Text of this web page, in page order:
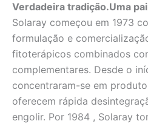
Verdadeira tradição.Uma
Solaray começou em 1973
formulação e
fitoterápicos combinados
complementares. Desde o
concentraram-se em
oferecem rápida
engolir. Por 1984 , Solaray